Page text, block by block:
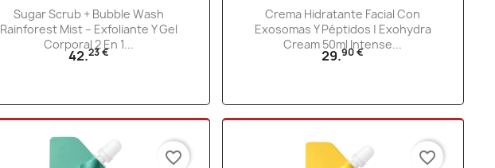
Vista rápida
Sugar Scrub + Bubble Wash
Rainforest Mist – Exfoliante Y Gel
Corporal 2 En 1...
42.23 €
Vista rápida
Crema Hidratante Facial Con
Exosomas Y Péptidos | Exohydra
Cream 50ml Intense...
29.90 €
favorite_border favorite_border